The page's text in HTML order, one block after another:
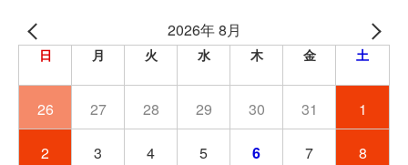
2026年 8月
日 月 火 水 木 金 土
26 27 28 29 30 31 1
2 3 4 5 6 7 8